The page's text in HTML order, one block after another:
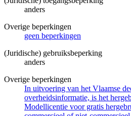
anders
Overige beperkingen
geen beperkingen
(Juridische) gebruiksbeperking
anders
Overige beperkingen
In uitvoering van het Vlaamse
overheidsinformatie, is het
Modellicentie voor gratis